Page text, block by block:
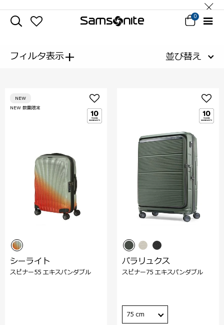
0
フィルタ表示+ 並び替え
NEW 数量限定
NEW
シーライト
スピナー55 エキスパンダブル
パラリュクス
スピナー75 エキスパンダブル
75 cm